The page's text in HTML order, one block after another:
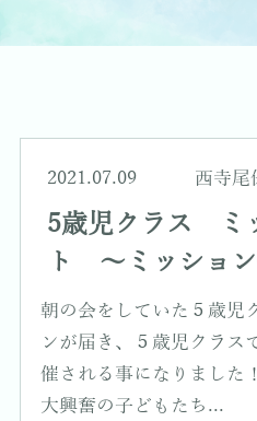
2021.07.09 西寺尾
5歳児クラス ミ
ト ～ミッショ
朝の会をしていた５歳児
ンが届き、５歳児クラス
催される事になりました
大興奮の子どもたち...